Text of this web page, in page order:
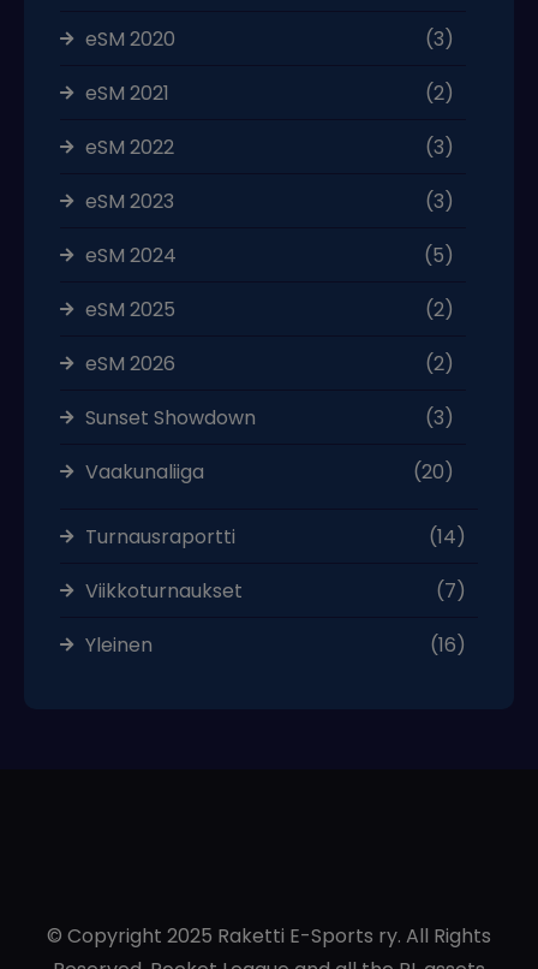
eSM 2020
(3)
eSM 2021
(2)
eSM 2022
(3)
eSM 2023
(3)
eSM 2024
(5)
eSM 2025
(2)
eSM 2026
(2)
Sunset Showdown
(3)
Vaakunaliiga
(20)
Turnausraportti
(14)
Viikkoturnaukset
(7)
Yleinen
(16)
© Copyright 2025 Raketti E-Sports ry. All Rights